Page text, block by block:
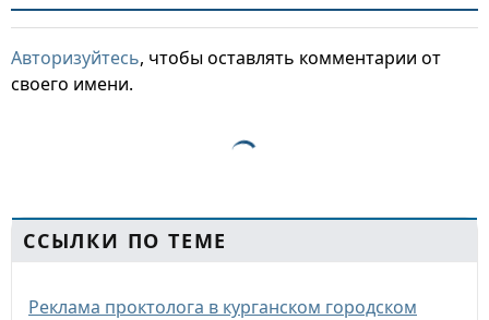
Авторизуйтесь, чтобы оставлять комментарии от
своего имени.
ССЫЛКИ ПО ТЕМЕ
Реклама проктолога в курганском городском